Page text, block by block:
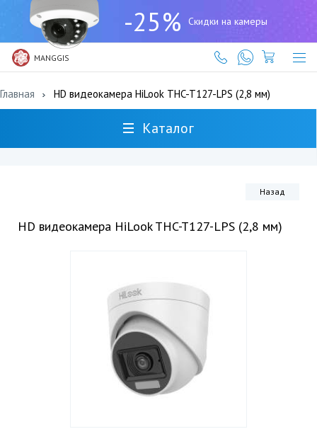
-25% Скидки на камеры
MANGGIS
(727)
317-
61-
61
Главная HD видеокамера HiLook THC-T127-LPS (2,8 мм)
Каталог
Назад
HD видеокамера HiLook THC-T127-LPS (2,8 мм)